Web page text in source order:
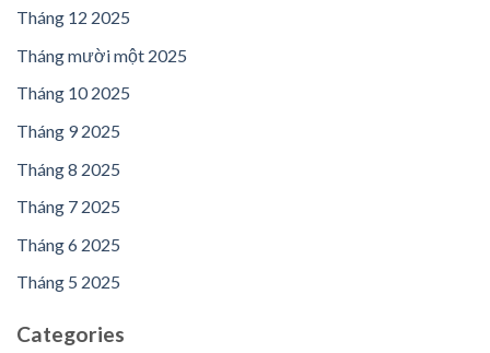
Tháng 12 2025
Tháng mười một 2025
Tháng 10 2025
Tháng 9 2025
Tháng 8 2025
Tháng 7 2025
Tháng 6 2025
Tháng 5 2025
Categories